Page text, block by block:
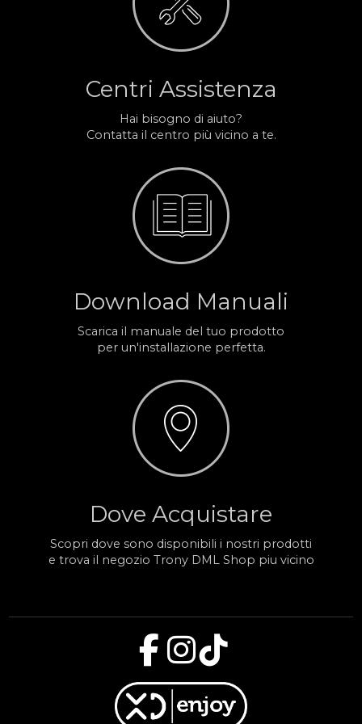
Centri Assistenza
Hai bisogno di aiuto?
Contatta il centro più vicino a te.
Download Manuali
Scarica il manuale del tuo prodotto
per un'installazione perfetta.
Dove Acquistare
Scopri dove sono disponibili i nostri prodotti
e trova il negozio Trony DML Shop piu vicino